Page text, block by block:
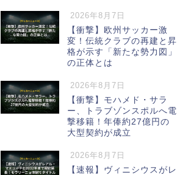
2026年8月7日
【衝撃】欧州サッカー激
変！伝統クラブの再建と昇
格が示す「新たな勢力図」
の正体とは
2026年8月7日
【衝撃】モハメド・サラ
ー、トラブゾンスポルへ電
撃移籍！年俸約27億円の
大型契約が成立
2026年8月7日
【速報】ヴィニシウスがレ